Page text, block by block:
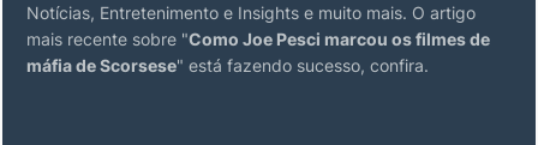
Notícias, Entretenimento e Insights e muito mais. O artigo
mais recente sobre "Como Joe Pesci marcou os filmes de
máfia de Scorsese" está fazendo sucesso, confira.